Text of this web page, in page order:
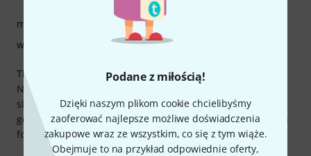
Podane z miłością!
Dzięki naszym plikom cookie chcielibyśmy
zaoferować najlepsze możliwe doświadczenia
zakupowe wraz ze wszystkim, co się z tym wiąże.
Obejmuje to na przykład odpowiednie oferty,
The bag is ideal for light protection of a double gourd sitar.
Not really meant for traveling,but perfect for keeping the
sitar safe and dust free at home.Thomann have it at a very
good price.Amazon UK have the same case(different name)
for more than double the price.
montaż
wykończenie